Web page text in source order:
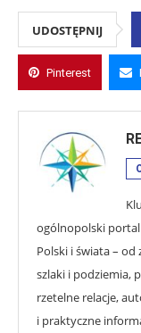
UDOSTĘPNIJ
Pinterest
ogólnopolski
Polski i świata –
szlaki i podziemia,
rzetelne relacje,
i praktyczne